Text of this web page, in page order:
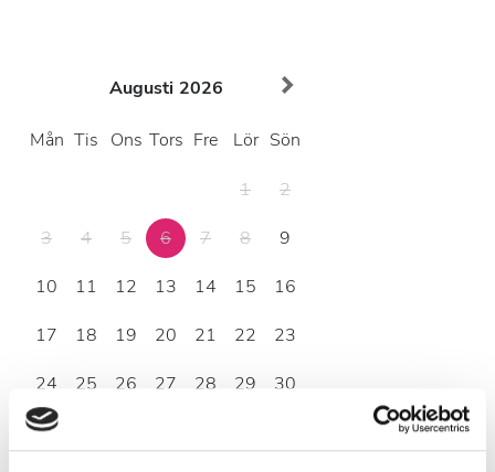
Augusti 2026
Mån Tis Ons Tors Fre Lör Sön
1
2
3
4 5 6 7 8
9
10
11 12 13 14 15
16
17
18 19 20 21 22
23
24
25 26 27 28 29
30
31